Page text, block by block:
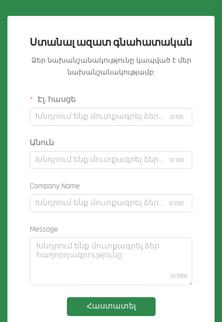
Ստանալ ազատ գնահատական
Ձեր նախանշանակությունը կապված է մեր
նախանշանակությամբ:
Էլ. հասցե
0/100
Անուն
0/100
Company Name
0/200
Message
0/1000
Հաստատել